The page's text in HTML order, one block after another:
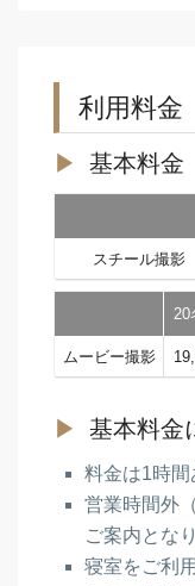
利用料金
基本料金
スチール撮影
20
ムービー撮影
基本料金
料金は1時間
営業時間外
ご案内とな
寝室をご利